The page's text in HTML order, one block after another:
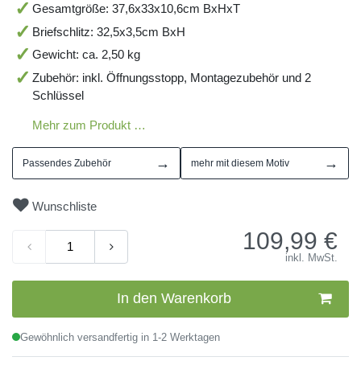
Gesamtgröße: 37,6x33x10,6cm BxHxT
Briefschlitz: 32,5x3,5cm BxH
Gewicht: ca. 2,50 kg
Zubehör: inkl. Öffnungsstopp, Montagezubehör und 2
Schlüssel
Mehr zum Produkt …
Passendes Zubehör → mehr mit diesem Motiv →
Wunschliste
109,99 €
inkl. MwSt.
In den Warenkorb
Gewöhnlich versandfertig in 1-2 Werktagen